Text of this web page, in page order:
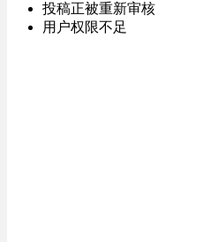
投稿正被重新审核
用户权限不足